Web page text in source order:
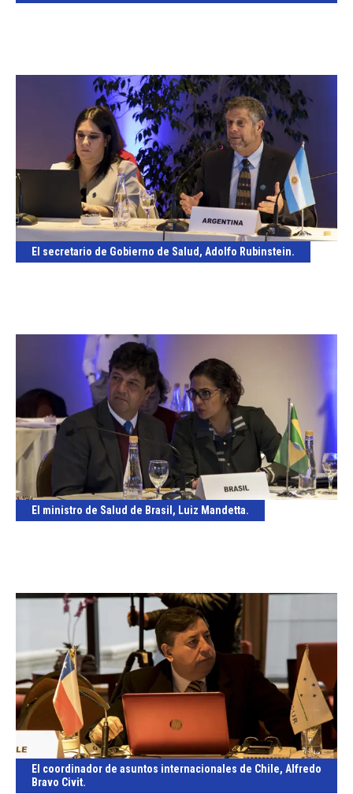
El secretario de Gobierno de Salud, Adolfo Rubinstein.
El ministro de Salud de Brasil, Luiz Mandetta.
El coordinador de asuntos internacionales de Chile, Alfredo
Bravo Civit.